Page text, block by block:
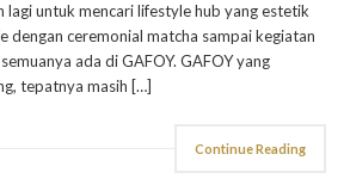
lagi untuk mencari lifestyle hub yang estetik
dengan ceremonial matcha sampai kegiatan
ada di GAFOY. GAFOY yang
tepatnya masih […]
Continue Reading